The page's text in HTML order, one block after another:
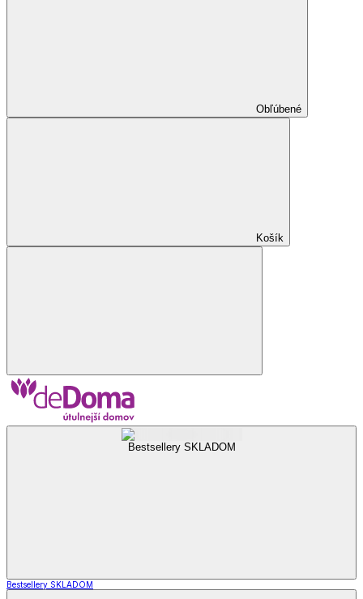
Obľúbené
Košík
Bestsellery SKLADOM
Bestsellery SKLADOM